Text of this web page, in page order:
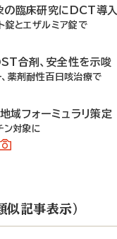
の臨床研究にDCT導入
錠とエザルミア錠で
合剤、安全性を示唆
薬剤耐性百日咳治療で
域フォーミュラリ策定
ン対象に
似記事表示）